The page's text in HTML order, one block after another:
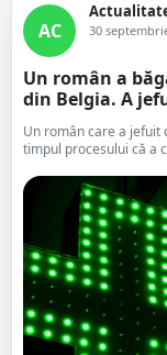
AC 30
Un român a
din Belgia. A
Un român care a jefuit
timpul procesului că a